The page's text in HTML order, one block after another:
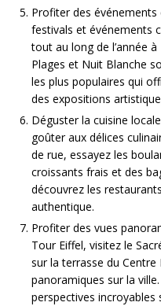
Profiter des
festivals et événements
tout au long de l’année
Plages et Nuit Blanche
les plus populaires qui
des expositions
Déguster la cuisine
goûter aux délices
de rue, essayez les
croissants frais et des
découvrez les
authentique.
Profiter des vues
Tour Eiffel, visitez le
sur la terrasse du
panoramiques sur la
perspectives